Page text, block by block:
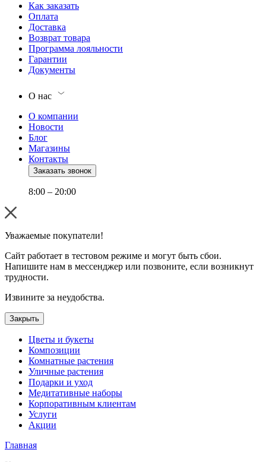
Как заказать
Оплата
Доставка
Возврат товара
Программа лояльности
Гарантии
Документы
О нас
О компании
Новости
Блог
Магазины
Контакты
Заказать звонок
8:00 – 20:00
Уважаемые покупатели!
Сайт работает в тестовом режиме и могут быть сбои.
Напишите нам в мессенджер или позвоните, если возникнут
трудности.
Извините за неудобства.
Закрыть
Цветы и букеты
Композиции
Комнатные растения
Уличные растения
Подарки и уход
Медитативные наборы
Корпоративным клиентам
Услуги
Акции
Главная